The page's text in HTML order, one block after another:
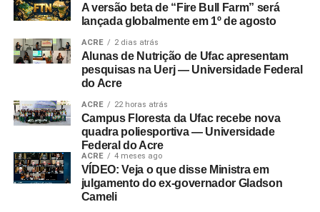
A versão beta de “Fire Bull Farm” será
lançada globalmente em 1º de agosto
ACRE 2 dias atrás
Alunas de Nutrição de Ufac apresentam
pesquisas na Uerj — Universidade Federal
do Acre
ACRE 22 horas atrás
Campus Floresta da Ufac recebe nova
quadra poliesportiva — Universidade
Federal do Acre
ACRE 4 meses ago
VÍDEO: Veja o que disse Ministra em
julgamento do ex-governador Gladson
Cameli